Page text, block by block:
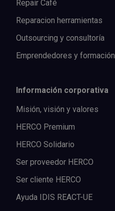
Repair Café
Reparacion herramientas
Outsourcing y consultoría
Emprendedores y formación
Información corporativa
Misión, visión y valores
HERCO Premium
HERCO Solidario
Ser proveedor HERCO
Ser cliente HERCO
Ayuda IDIS REACT-UE